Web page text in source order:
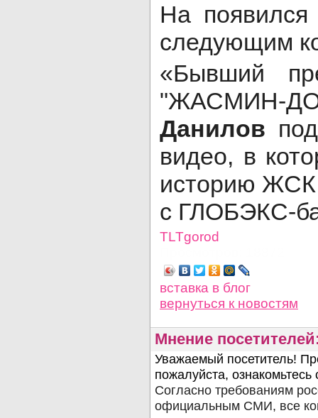
На
следующим
«Бывший
Данилов
видео, в
историю ЖСК
с ГЛОБЭКС-
TLTgorod
вставка в блог
вернуться к новостям
Мнение